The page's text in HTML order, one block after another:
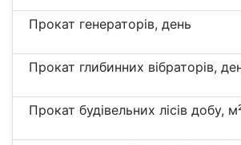
Прокат генераторів, день
Прокат глибинних вібраторів,
Прокат будівельних лісів добу,